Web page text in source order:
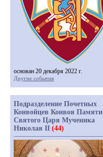
основан 20 декабря 2022 г.
Другие события
Подразделение Почетных
Конвойцев Конвоя Памяти
Святого Царя Мученика
Николая II (44)